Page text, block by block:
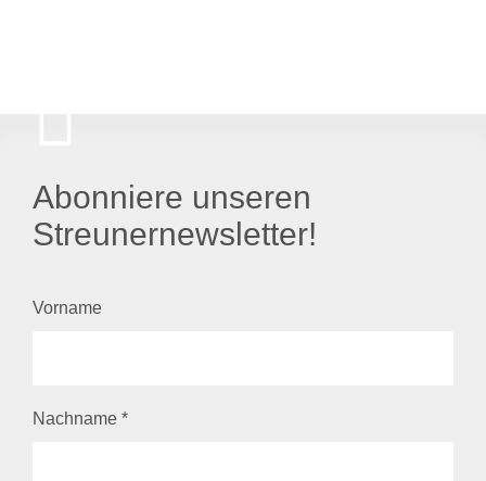
Abonniere unseren
Streunernewsletter!
Vorname
Nachname *